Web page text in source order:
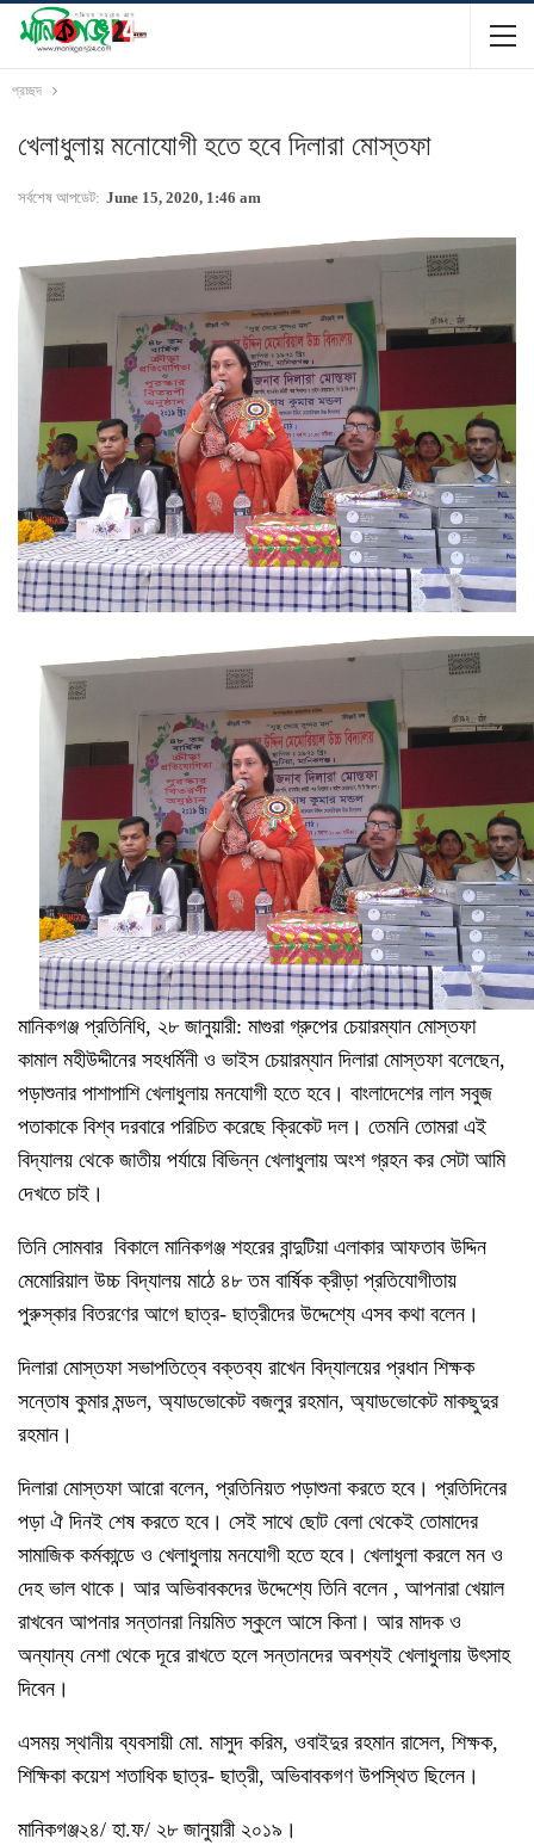
প্রচ্ছদ
খেলাধুলায় মনোযোগী হতে হবে দিলারা মোস্তফা
সর্বশেষ আপডেট: June 15, 2020, 1:46 am
মানিকগঞ্জ প্রতিনিধি, ২৮ জানুয়ারী: মাগুরা গ্রুপের চেয়ারম্যান মোস্তফা
কামাল মহীউদ্দীনের সহধর্মিনী ও ভাইস চেয়ারম্যান দিলারা মোস্তফা বলেছেন,
পড়াশুনার পাশাপাশি খেলাধুলায় মনযোগী হতে হবে। বাংলাদেশের লাল সবুজ
পতাকাকে বিশ্ব দরবারে পরিচিত করেছে ক্রিকেট দল। তেমনি তোমরা এই
বিদ্যালয় থেকে জাতীয় পর্যায়ে বিভিন্ন খেলাধুলায় অংশ গ্রহন কর সেটা আমি
দেখতে চাই।
তিনি সোমবার বিকালে মানিকগঞ্জ শহরের বান্দুটিয়া এলাকার আফতাব উদ্দিন
মেমোরিয়াল উচ্চ বিদ্যালয় মাঠে ৪৮ তম বার্ষিক ক্রীড়া প্রতিযোগীতায়
পুরুস্কার বিতরণের আগে ছাত্র- ছাত্রীদের উদ্দেশ্যে এসব কথা বলেন।
দিলারা মোস্তফা সভাপতিত্বে বক্তব্য রাখেন বিদ্যালয়ের প্রধান শিক্ষক
সন্তোষ কুমার মন্ডল, অ্যাডভোকেট বজলুর রহমান, অ্যাডভোকেট মাকছুদুর
রহমান।
দিলারা মোস্তফা আরো বলেন, প্রতিনিয়ত পড়াশুনা করতে হবে। প্রতিদিনের
পড়া ঐ দিনই শেষ করতে হবে। সেই সাথে ছোট বেলা থেকেই তোমাদের
সামাজিক কর্মকান্ডে ও খেলাধুলায় মনযোগী হতে হবে। খেলাধুলা করলে মন ও
দেহ ভাল থাকে। আর অভিবাবকদের উদ্দেশ্যে তিনি বলেন , আপনারা খেয়াল
রাখবেন আপনার সন্তানরা নিয়মিত স্কুলে আসে কিনা। আর মাদক ও
অন্যান্য নেশা থেকে দূরে রাখতে হলে সন্তানদের অবশ্যই খেলাধুলায় উৎসাহ
দিবেন।
এসময় স্থানীয় ব্যবসায়ী মো. মাসুদ করিম, ওবাইদুর রহমান রাসেল, শিক্ষক,
শিক্ষিকা কয়েশ শতাধিক ছাত্র- ছাত্রী, অভিবাবকগণ উপস্থিত ছিলেন।
মানিকগঞ্জ২৪/ হা.ফ/ ২৮ জানুয়ারী ২০১৯।